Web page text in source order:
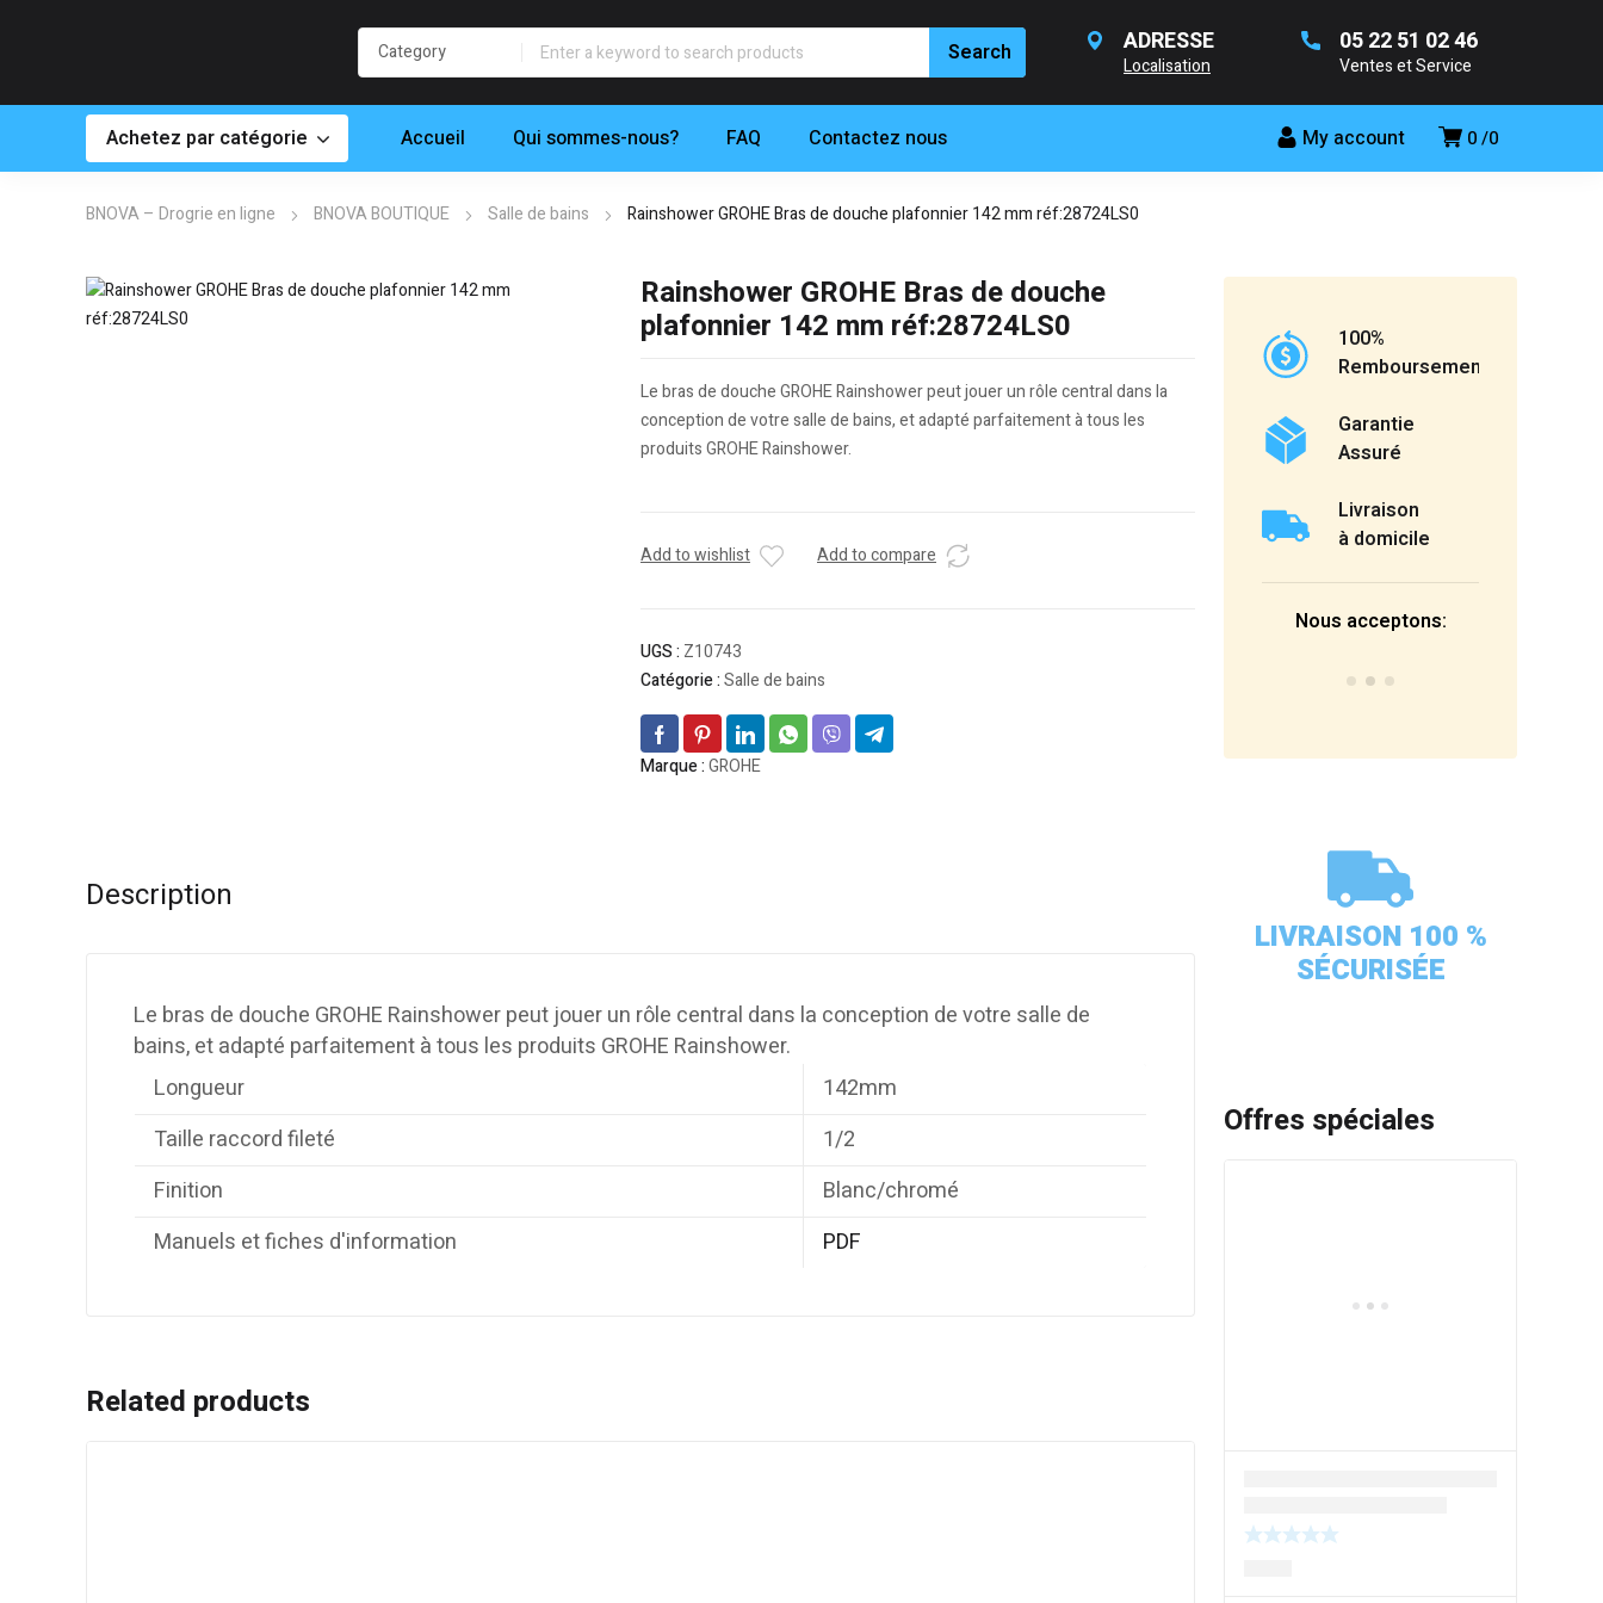
ADRESSE
Localisation
05 22 51 02 46
Ventes et Service
0 0
My account
Achetez par catégorie Accueil Qui sommes-nous? FAQ Contactez nous
BNOVA – Drogrie en ligne BNOVA BOUTIQUE Salle de bains Rainshower GROHE Bras de douche plafonnier 142 mm réf:28724LS0
Rainshower GROHE Bras de douche
plafonnier 142 mm réf:28724LS0
Le bras de douche GROHE Rainshower peut jouer un rôle central dans la
conception de votre salle de bains, et adapté parfaitement à tous les
produits GROHE Rainshower.
Add to wishlist Add to compare
UGS : Z10743
Catégorie :Salle de bains
Marque :GROHE
Description
Le bras de douche GROHE Rainshower peut jouer un rôle central dans la conception de votre salle de
bains, et adapté parfaitement à tous les produits GROHE Rainshower.
Longueur
142mm
Taille raccord fileté
1/2
Finition
Blanc/chromé
Manuels et fiches d'information
PDF
Related products
100%
Remboursement
Garantie
Assuré
Livraison
à domicile
Nous acceptons:
LIVRAISON 100 %
SÉCURISÉE
Offres spéciales